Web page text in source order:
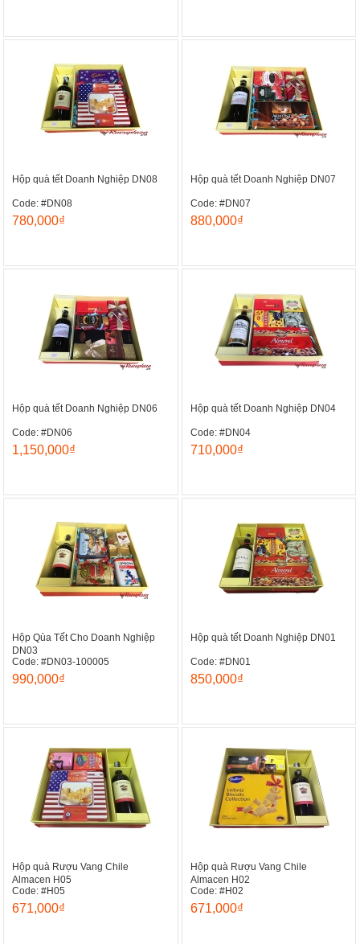
Hộp quà tết Doanh Nghiệp DN08
Code: #DN08
780,000₫
Hộp quà tết Doanh Nghiệp DN07
Code: #DN07
880,000₫
Hộp quà tết Doanh Nghiệp DN06
Code: #DN06
1,150,000₫
Hộp quà tết Doanh Nghiệp DN04
Code: #DN04
710,000₫
Hộp Qùa Tết Cho Doanh Nghiệp
DN03
Code: #DN03-100005
990,000₫
Hộp quà tết Doanh Nghiệp DN01
Code: #DN01
850,000₫
Hộp quà Rượu Vang Chile
Almacen H05
Code: #H05
671,000₫
Hộp quà Rượu Vang Chile
Almacen H02
Code: #H02
671,000₫